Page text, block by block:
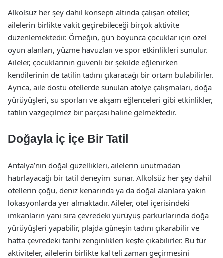
Alkolsüz her şey dahil konsepti altında çalışan oteller,
ailelerin birlikte vakit geçirebileceği birçok aktivite
düzenlemektedir. Örneğin, gün boyunca çocuklar için özel
oyun alanları, yüzme havuzları ve spor etkinlikleri sunulur.
Aileler, çocuklarının güvenli bir şekilde eğlenirken
kendilerinin de tatilin tadını çıkaracağı bir ortam bulabilirler.
Ayrıca, aile dostu otellerde sunulan atölye çalışmaları, doğa
yürüyüşleri, su sporları ve akşam eğlenceleri gibi etkinlikler,
tatilin vazgeçilmez bir parçası haline gelmektedir.
Doğayla İç İçe Bir Tatil
Antalya’nın doğal güzellikleri, ailelerin unutmadan
hatırlayacağı bir tatil deneyimi sunar. Alkolsüz her şey dahil
otellerin çoğu, deniz kenarında ya da doğal alanlara yakın
lokasyonlarda yer almaktadır. Aileler, otel içerisindeki
imkanların yanı sıra çevredeki yürüyüş parkurlarında doğa
yürüyüşleri yapabilir, plajda güneşin tadını çıkarabilir ve
hatta çevredeki tarihi zenginlikleri keşfe çıkabilirler. Bu tür
aktiviteler, ailelerin birlikte kaliteli zaman geçirmesini